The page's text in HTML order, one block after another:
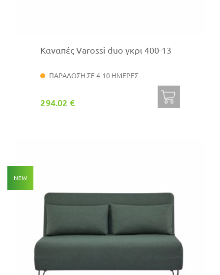
Καναπές Varossi duo γκρι 400-13
ΠΑΡΑΔΟΣΗ ΣΕ 4-10 ΗΜΕΡΕΣ
294.02 €
NEW